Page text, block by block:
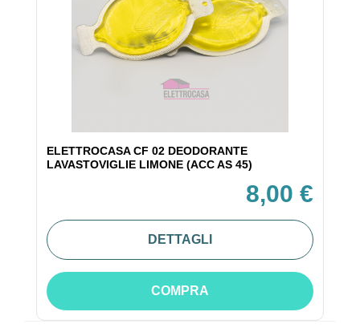
ELETTROCASA CF 02 DEODORANTE
LAVASTOVIGLIE LIMONE (ACC AS 45)
8,00 €
DETTAGLI
COMPRA